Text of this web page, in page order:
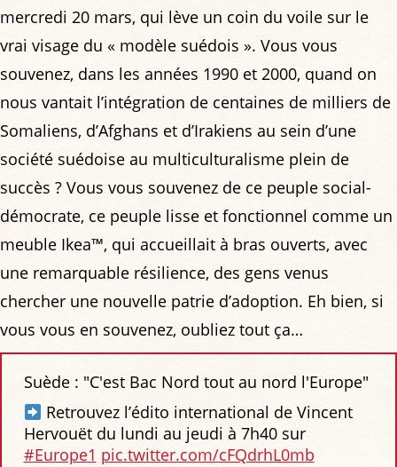
mercredi 20 mars, qui lève un coin du voile sur le
vrai visage du « modèle suédois ». Vous vous
souvenez, dans les années 1990 et 2000, quand on
nous vantait l’intégration de centaines de milliers de
Somaliens, d’Afghans et d’Irakiens au sein d’une
société suédoise au multiculturalisme plein de
succès ? Vous vous souvenez de ce peuple social-
démocrate, ce peuple lisse et fonctionnel comme un
meuble Ikea™, qui accueillait à bras ouverts, avec
une remarquable résilience, des gens venus
chercher une nouvelle patrie d’adoption. Eh bien, si
vous vous en souvenez, oubliez tout ça…
Suède : "C'est Bac Nord tout au nord l'Europe"
Retrouvez l’édito international de Vincent
Hervouët du lundi au jeudi à 7h40 sur
#Europe1 pic.twitter.com/cFQdrhL0mb